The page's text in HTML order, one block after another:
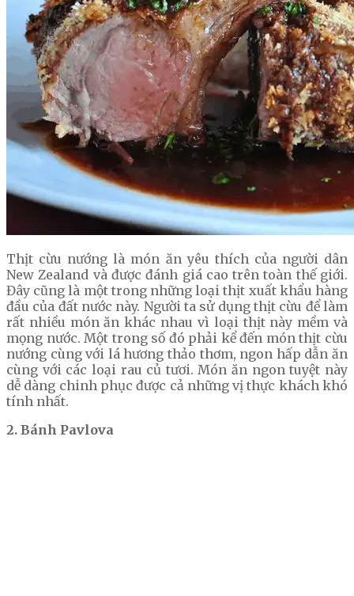
Thịt cừu nướng là món ăn yêu thích của người dân
New Zealand và được đánh giá cao trên toàn thế giới.
Đây cũng là một trong những loại thịt xuất khẩu hàng
đầu của đất nước này. Người ta sử dụng thịt cừu để làm
rất nhiều món ăn khác nhau vì loại thịt này mềm và
mọng nước. Một trong số đó phải kể đến món thịt cừu
nướng cùng với lá hương thảo thơm, ngon hấp dẫn ăn
cùng với các loại rau củ tươi. Món ăn ngon tuyệt này
dễ dàng chinh phục được cả những vị thực khách khó
tính nhất.
2. Bánh Pavlova